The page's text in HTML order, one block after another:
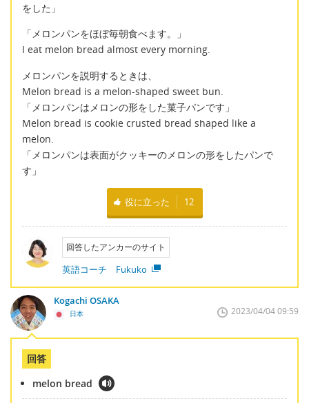
をした」
「メロンパンをほぼ毎朝食べます。」
I eat melon bread almost every morning.
メロンパンを説明するときは、
Melon bread is a melon-shaped sweet bun.
「メロンパンはメロンの形をした菓子パンです」
Melon bread is cookie crusted bread shaped like a
melon.
「メロンパンは表面がクッキーのメロンの形をしたパンで
す」
役に立った 12
回答したアンカーのサイト
英語コーチ Fukuko
Kogachi OSAKA
日本 2023/04/04 09:59
回答
melon bread